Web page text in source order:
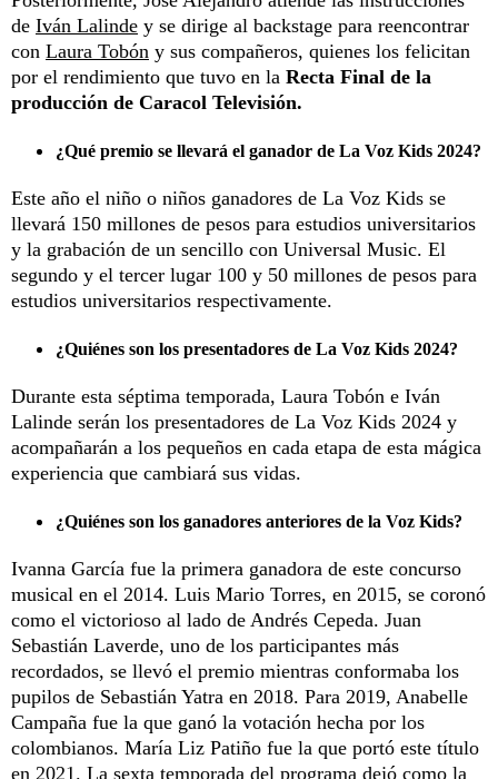
de Iván Lalinde y se dirige al backstage para reencontrar
con Laura Tobón y sus compañeros, quienes los felicitan
por el rendimiento que tuvo en la Recta Final de la
producción de Caracol Televisión.
¿Qué premio se llevará el ganador de La Voz Kids 2024?
Este año el niño o niños ganadores de La Voz Kids se
llevará 150 millones de pesos para estudios universitarios
y la grabación de un sencillo con Universal Music. El
segundo y el tercer lugar 100 y 50 millones de pesos para
estudios universitarios respectivamente.
¿Quiénes son los presentadores de La Voz Kids 2024?
Durante esta séptima temporada, Laura Tobón e Iván
Lalinde serán los presentadores de La Voz Kids 2024 y
acompañarán a los pequeños en cada etapa de esta mágica
experiencia que cambiará sus vidas.
¿Quiénes son los ganadores anteriores de la Voz Kids?
Ivanna García fue la primera ganadora de este concurso
musical en el 2014. Luis Mario Torres, en 2015, se coronó
como el victorioso al lado de Andrés Cepeda. Juan
Sebastián Laverde, uno de los participantes más
recordados, se llevó el premio mientras conformaba los
pupilos de Sebastián Yatra en 2018. Para 2019, Anabelle
Campaña fue la que ganó la votación hecha por los
colombianos. María Liz Patiño fue la que portó este título
en 2021. La sexta temporada del programa dejó como la